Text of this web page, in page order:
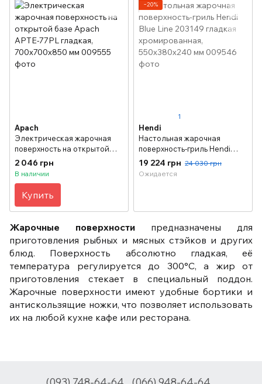
Apach
Электрическая жарочная
поверхность на открытой
базе Apach APTE-77PL
гладкая, 700х700х850 мм
2 046 грн
В наличии
Купить
−20%
1
Hendi
Настольная жарочная
поверхность-гриль Hendi
Blue Line 203149 гладкая
хромированная,
550x380x240 мм
19 224 грн 24 030 грн
Ожидается
Жарочные поверхности предназначены для
приготовления рыбных и мясных стэйков и других
блюд. Поверхность абсолютно гладкая, её
температура регулируется до 300°С, а жир от
приготовления стекает в специальный поддон.
Жарочные поверхности имеют удобные бортики и
антискользящие ножки, что позволяет использовать
их на любой кухне кафе или ресторана.